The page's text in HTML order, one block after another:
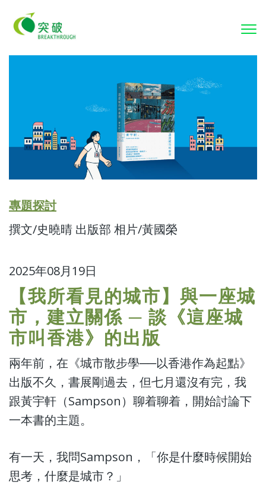
專題探討
撰文/史曉晴 出版部 相片/黃國榮
2025年08月19日
【我所看見的城市】與一座城
市，建立關係 ─ 談《這座城
市叫香港》的出版
兩年前，在《城市散步學──以香港作為起點》
出版不久，書展剛過去，但七月還沒有完，我
跟黃宇軒（Sampson）聊着聊着，開始討論下
一本書的主題。
有一天，我問Sampson，「你是什麼時候開始
思考，什麼是城市？」